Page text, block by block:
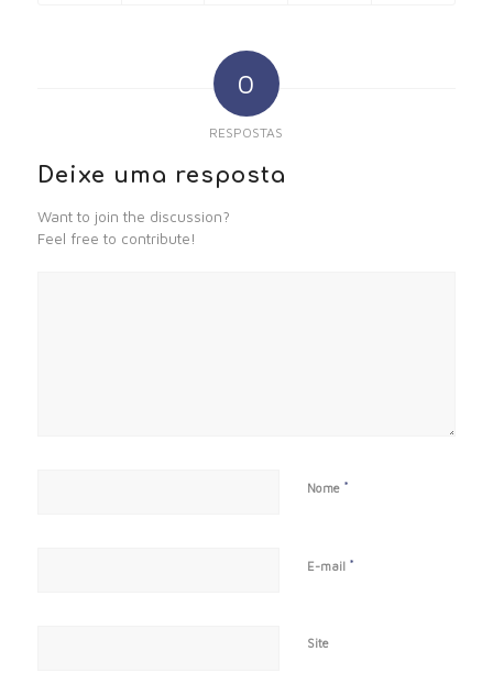
0
RESPOSTAS
Deixe uma resposta
Want to join the discussion?
Feel free to contribute!
Nome *
E-mail *
Site